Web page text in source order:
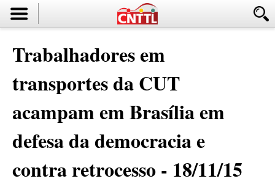
Trabalhadores em
transportes da CUT
acampam em Brasília em
defesa da democracia e
contra retrocesso - 18/11/15